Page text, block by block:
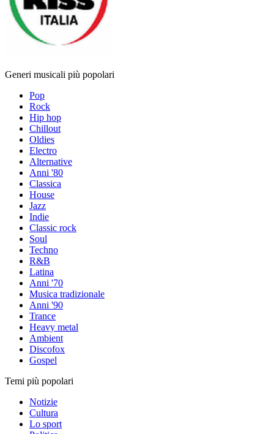
Generi musicali più popolari
Pop
Rock
Hip hop
Chillout
Oldies
Electro
Alternative
Anni '80
Classica
House
Jazz
Indie
Classic rock
Soul
Techno
R&B
Latina
Anni '70
Musica tradizionale
Anni '90
Trance
Heavy metal
Ambient
Discofox
Gospel
Temi più popolari
Notizie
Cultura
Lo sport